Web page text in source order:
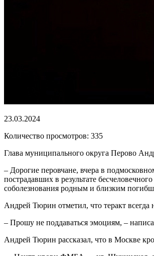
23.03.2024
Количество просмотров: 335
Глава муниципального округа Перово
– Дорогие перовчане, вчера в
пострадавших в результате
соболезнования родным и близким
Андрей Тюрин отметил, что теракт всегда
– Прошу не поддаваться эмоциям, –
Андрей Тюрин рассказал, что в Москве